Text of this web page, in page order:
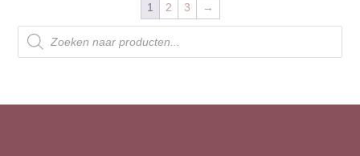
1 2 3
→
Producten
zoeken